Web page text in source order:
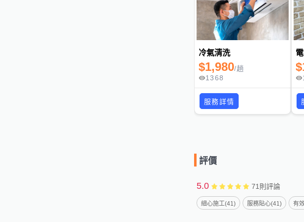
冷氣清洗
$1,980/趟
1368
服務詳情
$
評價
5.0 71 則評論
細心施工(41) 服務貼心(41) 有